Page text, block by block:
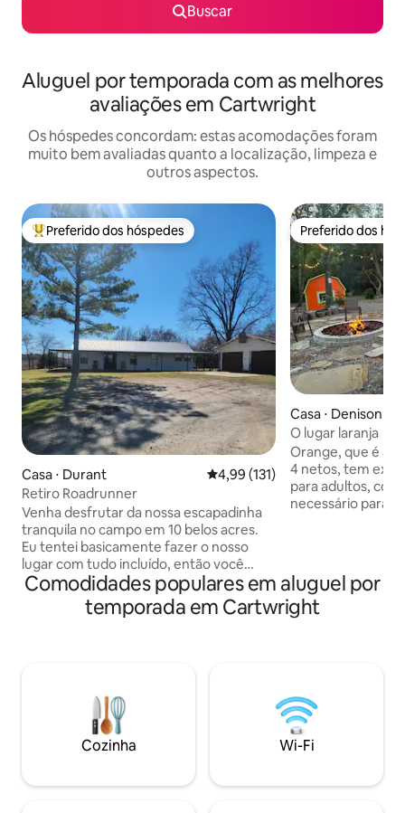
Buscar
Aluguel por temporada com as melhores
avaliações em Cartwright
Os hóspedes concordam: estas acomodações foram
muito bem avaliadas quanto a localização, limpeza e
outros aspectos.
Entre os melhores preferidos dos hóspedes
Preferido dos hóspedes
Casa ⋅ Durant 4,99 de uma avaliação média de
4,99 (131)
Retiro Roadrunner
Venha desfrutar da nossa escapadinha
tranquila no campo em 10 belos acres.
Eu tentei basicamente fazer o nosso
lugar com tudo incluído, então você
pode apenas querer vir desfrutar de
tudo o que ele tem a oferecer como
suas próprias férias. Localizado a 15
totalmente abastecida (panelas,
frigideiras, copos, pratos, etc. Banheiros
abastecidos (artigos de higiene pessoal
incluídos) Wi-Fi gratuito e Netflix Animais
não faz parte do aluguel)
Preferido dos
Preferido dos
Casa ⋅ Denison
O lugar laranja
Orange, que é a
4 netos, tem
para adultos,
necessário para
varanda enorme,
crianças vão
forte na árvore e
totalmente
minutos de
para tornar a sua
Comodidades populares em aluguel por
temporada em Cartwright
Cozinha Wi-Fi